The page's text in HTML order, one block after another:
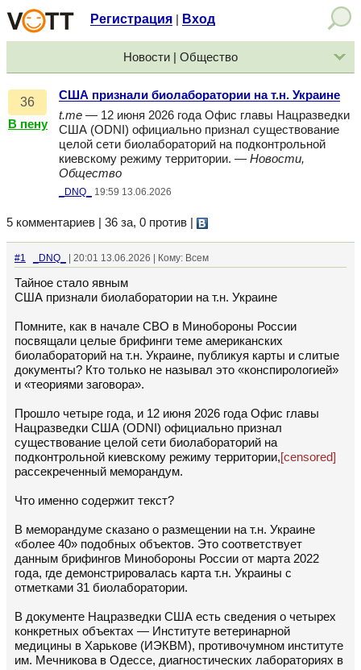
Регистрация Вход
Новости | Общество
36
В пену
США признали биолаборатории на т.н. Украине
t.me — 12 июня 2026 года Офис главы Нацразведки
США (ODNI) официально признал существование
целой сети биолабораторий на подконтрольной
киевскому режиму территории. — Новости,
Общество
_DNQ_ 19:59 13.06.2026
5 комментариев | 36 за, 0 против
#1 _DNQ_ | 20:01 13.06.2026 | Кому: Всем
Тайное стало явным
США признали биолаборатории на т.н. Украине
Помните, как в начале СВО в Минобороны России
посвящали целые брифинги теме американских
биолабораторий на т.н. Украине, публикуя карты и слитые
документы? Кто только не называл это «конспирологией»
и «теориями заговора».
Прошло четыре года, и 12 июня 2026 года Офис главы
Нацразведки США (ODNI) официально признал
существование целой сети биолабораторий на
подконтрольной киевскому режиму территории,[censored]
рассекреченный меморандум.
Что именно содержит текст?
В меморандуме сказано о размещении на т.н. Украине
«более 40» подобных объектов. Это соответствует
данным брифингов Минобороны России от марта 2022
года, где демонстрировалась карта т.н. Украины с
отметками 31 биолаборатории.
В документе Нацразведки США есть сведения о четырех
конкретных объектах — Институте ветеринарной
медицины в Харькове (ИЭКВМ), противочумном институте
им. Мечникова в Одессе, диагностических лабораториях в